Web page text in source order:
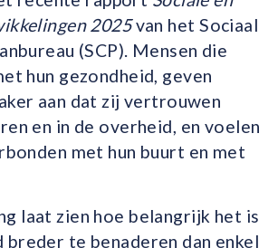
2025van het Sociaal
(SCP). Mensen die
hun gezondheid, geven
aan dat zij vertrouwen
en in de overheid, en voelen
met hun buurt en met
laat zien hoe belangrijk het is
breder te benaderen dan enkel